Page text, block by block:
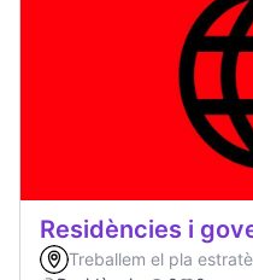
Residències i
Treballem el pla